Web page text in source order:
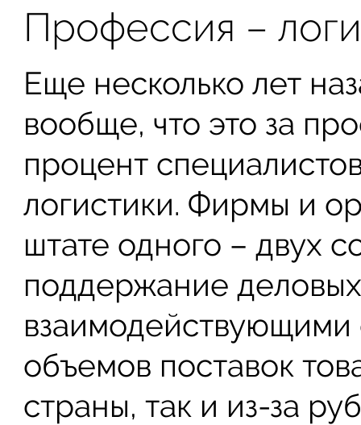
Профессия –
Еще несколько лет
вообще, что это за
процент
логистики. Фирмы и
штате одного – двух
поддержание
взаимодействующими
объемов поставок
страны, так и из-за